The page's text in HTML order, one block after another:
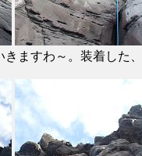
ますわ～。装着した